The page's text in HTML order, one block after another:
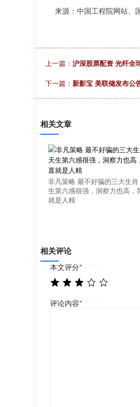
来源：中国工程院网站、
上一篇： 沪深股票配资 光纤全
下一篇： 新影宝 美联储发布公
相关文章
非凡策略 最不好骗的三大生肖
生第六感很强，洞察力也高，
就是人精
相关评论
本文评分*
评论内容*
深证成指